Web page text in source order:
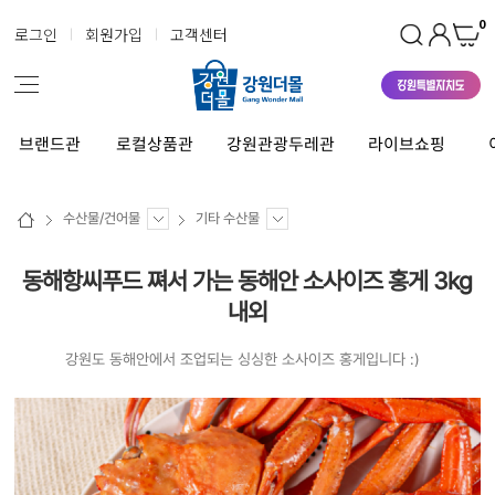
로그인 회원가입 고객센터 0
브랜드관 로컬상품관 강원관광두레관 라이브쇼핑
수산물/건어물 기타 수산물
동해항씨푸드 쪄서 가는 동해안 소사이즈 홍게 3kg
내외
강원도 동해안에서 조업되는 싱싱한 소사이즈 홍게입니다 :)